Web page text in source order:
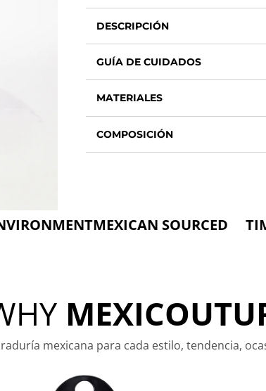
DESCRIPCIÓN
GUÍA DE CUIDADOS
MATERIALES
COMPOSICIÓN
MEXICAN SOURCED
mexicana para cada estilo, tendencia,